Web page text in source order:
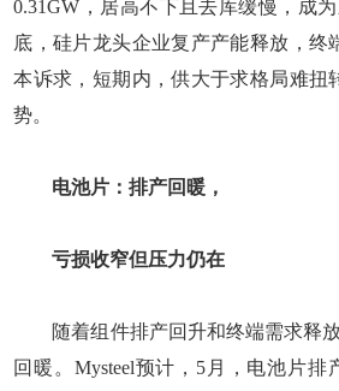
0.31GW，居高不下且去库缓慢，成
底，硅片龙头企业复产产能释放，终
本诉求，短期内，供大于求格局难扭
势。
电池片：排产回暖，
亏损收窄但压力仍在
随着组件排产回升和终端需求释放
回暖。Mysteel预计，5月，电池片排